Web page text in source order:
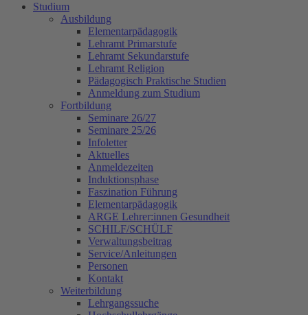
Studium
Ausbildung
Elementarpädagogik
Lehramt Primarstufe
Lehramt Sekundarstufe
Lehramt Religion
Pädagogisch Praktische Studien
Anmeldung zum Studium
Fortbildung
Seminare 26/27
Seminare 25/26
Infoletter
Aktuelles
Anmeldezeiten
Induktionsphase
Faszination Führung
Elementarpädagogik
ARGE Lehrer:innen Gesundheit
SCHILF/SCHÜLF
Verwaltungsbeitrag
Service/Anleitungen
Personen
Kontakt
Weiterbildung
Lehrgangssuche